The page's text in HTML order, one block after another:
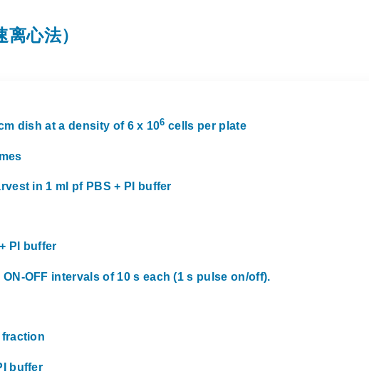
心法）
dish at a density of 6 x 106 cells per plate
in 1 ml pf PBS + PI buffer
PI buffer
OFF intervals of 10 s each (1 s pulse on/off).
buffer